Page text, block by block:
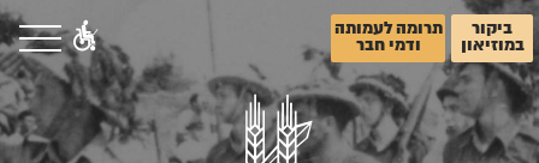
ביקור
במוזיאון
תרומה לעמותה
ודמי חבר